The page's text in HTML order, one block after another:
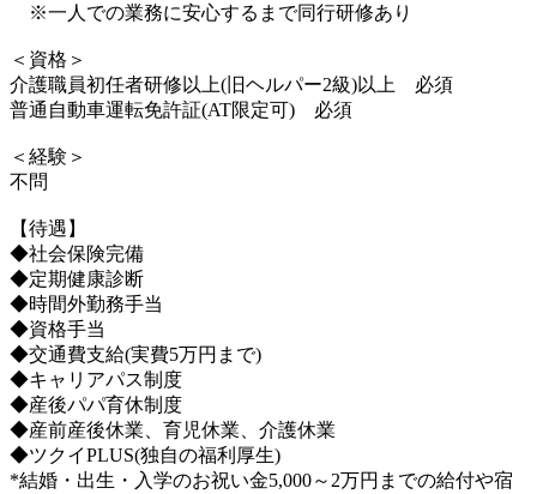
※一人での業務に安心するまで同行研修あり
＜資格＞
介護職員初任者研修以上(旧ヘルパー2級)以上 必須
普通自動車運転免許証(AT限定可) 必須
＜経験＞
不問
【待遇】
◆社会保険完備
◆定期健康診断
◆時間外勤務手当
◆資格手当
◆交通費支給(実費5万円まで)
◆キャリアパス制度
◆産後パパ育休制度
◆産前産後休業、育児休業、介護休業
◆ツクイPLUS(独自の福利厚生)
*結婚・出生・入学のお祝い金5,000～2万円までの給付や宿